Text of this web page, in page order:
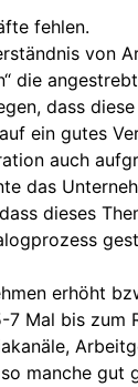
fehlen.
von
die
dass
ein gutes
auch
das
dieses
erhöht
Mal bis zum
manche gut